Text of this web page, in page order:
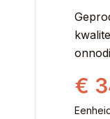
€